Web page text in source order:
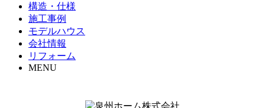
構造・仕様
施工事例
モデルハウス
会社情報
リフォーム
MENU